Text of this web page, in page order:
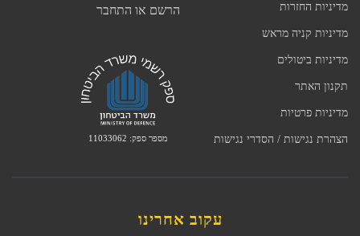
מדיניות החזרות
מדיניות קניה מראש
מדיניות ביטולים
תקנון האתר
מדיניות פרטיות
הצהרת נגישות / הסדרי נגישות
הרשם או התחבר
מספר ספק: 11033062
עקוב אחרינו